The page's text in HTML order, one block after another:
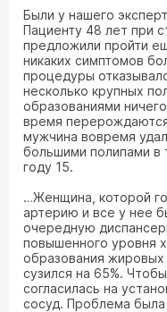
Были у нашего
Пациенту 48 лет при
предложили пройти
никаких симптомов
процедуры
несколько крупных
образованиями
время
мужчина вовремя
большими полипами в
году 15.
…Женщина, которой
артерию и все у нее
очередную
повышенного уровня
образования
сузился на 65%.
согласилась на
сосуд. Проблема